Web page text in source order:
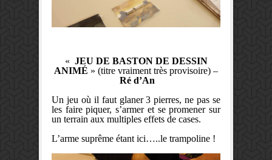
« JEU DE BASTON DE DESSIN
ANIMÉ » (titre vraiment très provisoire) –
Ré d’An
Un jeu où il faut glaner 3 pierres, ne pas se
les faire piquer, s’armer et se promener sur
un terrain aux multiples effets de cases.
L’arme suprême étant ici…..le trampoline !